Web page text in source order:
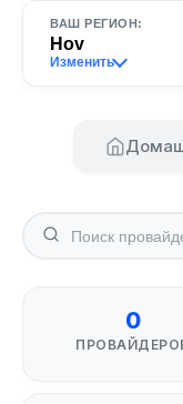
ВАШ РЕГИОН:
Hov
Изменить
0